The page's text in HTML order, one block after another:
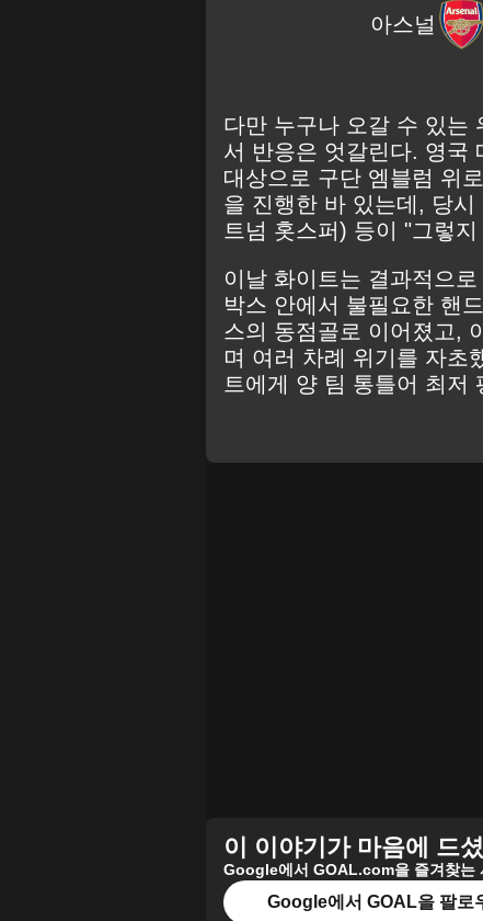
아스널
다만 누구나 오갈 수 있는
서 반응은 엇갈린다. 영국
대상으로 구단 엠블럼 위
을 진행한 바 있는데, 당시
트넘 홋스퍼) 등이 "그렇
이날 화이트는 결과적으
박스 안에서 불필요한 핸
스의 동점골로 이어졌고,
며 여러 차례 위기를 자초
트에게 양 팀 통틀어 최저
이 이야기가 마음에 드
Google에서 GOAL.com을 즐겨찾는
Google에서 GOAL을 팔로